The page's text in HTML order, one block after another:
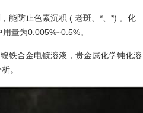
能防止色素沉积 ( 老斑、*、*) 。化
量为0.005%~0.5%。
铁合金电镀溶液，贵金属化学钝化溶
。